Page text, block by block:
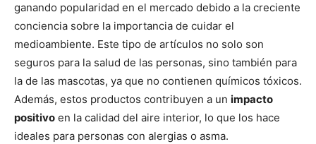
ganando popularidad en el mercado debido a la creciente
conciencia sobre la importancia de cuidar el
medioambiente. Este tipo de artículos no solo son
seguros para la salud de las personas, sino también para
la de las mascotas, ya que no contienen químicos tóxicos.
Además, estos productos contribuyen a un impacto
positivo en la calidad del aire interior, lo que los hace
ideales para personas con alergias o asma.